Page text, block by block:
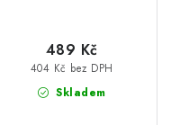
Skladem
404 Kč bez DPH
489 Kč